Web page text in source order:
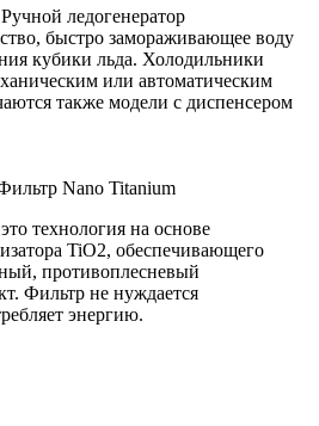
Ручной ледогенератор
быстро замораживающее воду
кубики льда. Холодильники
или автоматическим
также модели с диспенсером
Nano Titanium
технология на основе
TiO2, обеспечивающего
противоплесневый
Фильтр не нуждается
энергию.